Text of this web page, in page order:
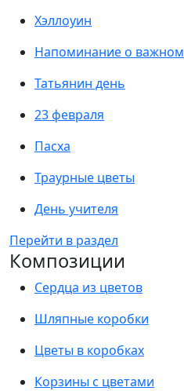
Хэллоуин
Напоминание о важном
Татьянин день
23 февраля
Пасха
Траурные цветы
День учителя
Перейти в раздел
Композиции
Сердца из цветов
Шляпные коробки
Цветы в коробках
Корзины с цветами